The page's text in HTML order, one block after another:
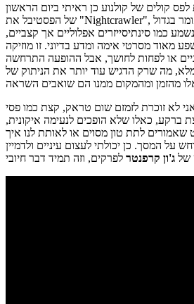
קולים של קולנוע כן ראיתי ביום הראשון
של הפסטיבל את "Nightcrawler", הרכב סינתווייב – מה שאומר בגדול
כמו סינתיסייזרים אפלוליים אך קצביים,
מאוד מסרטי אימה ומדע בדיוני. זו מוזיקה
או לפחות לחושך, אבל ההופעה התרחשה
מה שרק הדגיש עוד יותר את הניתוק של
לא זוכרת לזמזם שום טראק, קצת כמו פסי
כאלו שלא הופכים לנעימה איקונית,
שאמורים לתת טון מסוים או לאותת לנו איך
על המסך. כן יכולתי לעצום עיניים ולדמיין
של ג'ון קרפנטר